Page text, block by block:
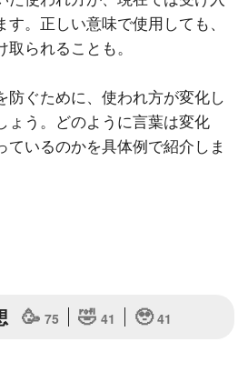
。正しい意味で使用しても、
られることも。
防ぐために、使われ方が変化し
ょう。どのように言葉は変化
ているのかを具体例で紹介しま
🥳 75 🤣 41 🥹 41